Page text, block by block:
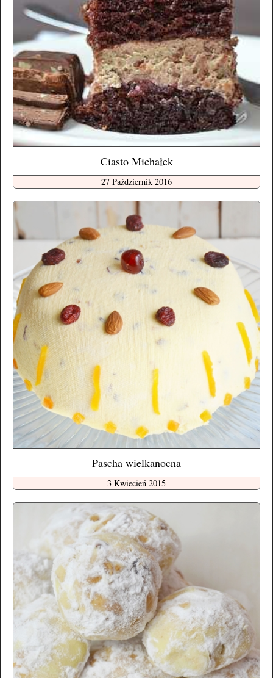
Ciasto Michałek
27 Październik 2016
Pascha wielkanocna
3 Kwiecień 2015